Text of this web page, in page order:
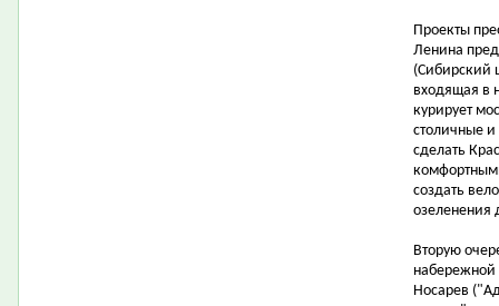
Проекты
Ленина
(Сибирский
входящая в
курирует
столичные
сделать
создать
озеленения
Вторую
набережной
Носарев